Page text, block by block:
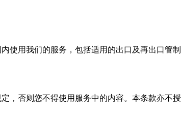
使用我们的服务，包括适用的出口及再出口管制
，否则您不得使用服务中的内容。本条款亦不授